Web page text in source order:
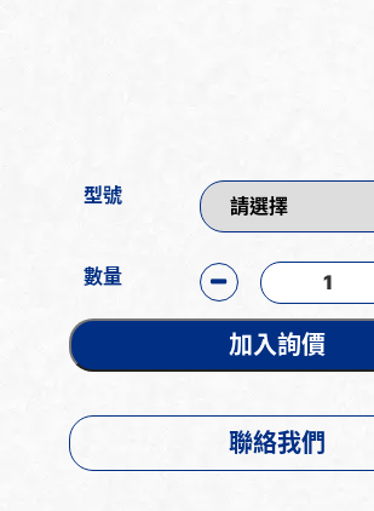
型號
數量
加入詢價
聯絡我們